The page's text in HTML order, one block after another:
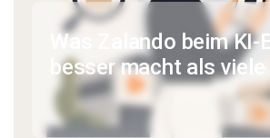
Was Zalando beim KI-
besser macht als